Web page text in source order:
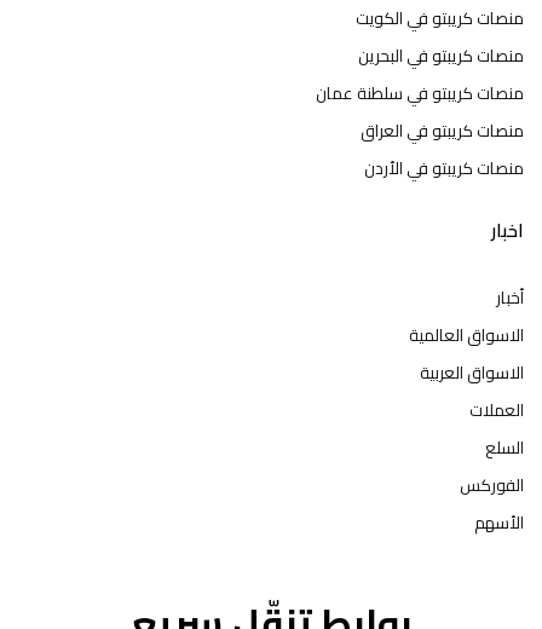
منصات كريبتو في الكويت
منصات كريبتو في البحرين
منصات كريبتو في سلطنة عمان
منصات كريبتو في العراق
منصات كريبتو في الأردن
اخبار
أخبار
الاسواق العالمية
الاسواق العربية
العملات
السلع
الفوركس
الأسهم